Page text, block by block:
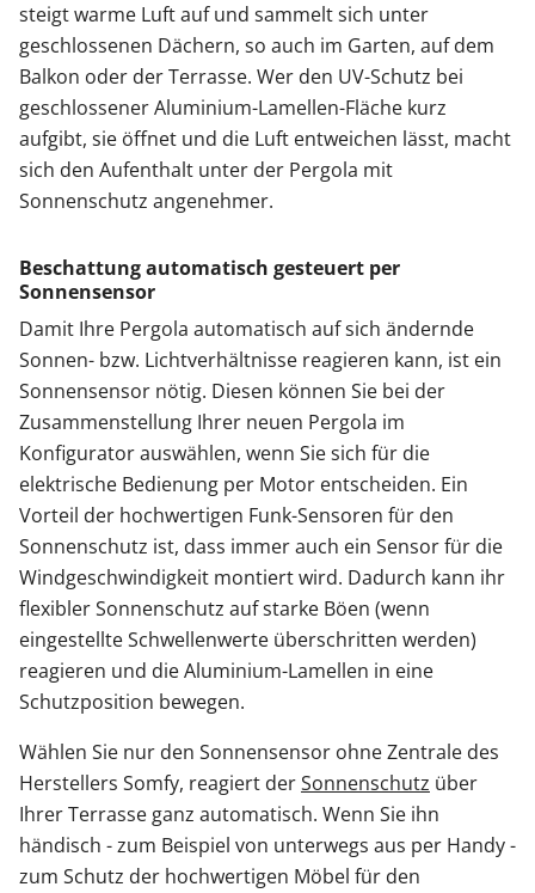
steigt warme Luft auf und sammelt sich unter
geschlossenen Dächern, so auch im Garten, auf dem
Balkon oder der Terrasse. Wer den UV-Schutz bei
geschlossener Aluminium-Lamellen-Fläche kurz
aufgibt, sie öffnet und die Luft entweichen lässt, macht
sich den Aufenthalt unter der Pergola mit
Sonnenschutz angenehmer.
Beschattung automatisch gesteuert per
Sonnensensor
Damit Ihre Pergola automatisch auf sich ändernde
Sonnen- bzw. Lichtverhältnisse reagieren kann, ist ein
Sonnensensor nötig. Diesen können Sie bei der
Zusammenstellung Ihrer neuen Pergola im
Konfigurator auswählen, wenn Sie sich für die
elektrische Bedienung per Motor entscheiden. Ein
Vorteil der hochwertigen Funk-Sensoren für den
Sonnenschutz ist, dass immer auch ein Sensor für die
Windgeschwindigkeit montiert wird. Dadurch kann ihr
flexibler Sonnenschutz auf starke Böen (wenn
eingestellte Schwellenwerte überschritten werden)
reagieren und die Aluminium-Lamellen in eine
Schutzposition bewegen.
Wählen Sie nur den Sonnensensor ohne Zentrale des
Herstellers Somfy, reagiert derSonnenschutz über
Ihrer Terrasse ganz automatisch. Wenn Sie ihn
händisch - zum Beispiel von unterwegs aus per Handy -
zum Schutz der hochwertigen Möbel für den